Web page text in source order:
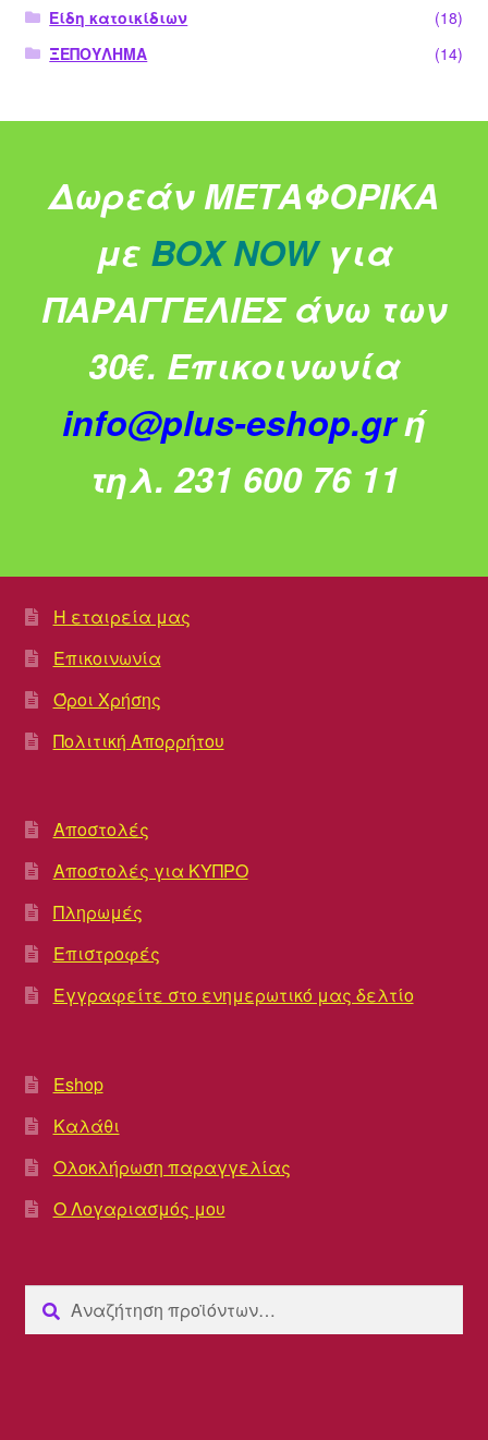
Είδη κατοικίδιων
(18)
ΞΕΠΟΥΛΗΜΑ
(14)
Δωρεάν ΜΕΤΑΦΟΡΙΚΑ
με BOX NOW για
ΠΑΡΑΓΓΕΛΙΕΣ άνω των
30€. Επικοινωνία
info@plus-eshop.grή
τηλ. 231 600 76 11
Η εταιρεία μας
Επικοινωνία
Όροι Χρήσης
Πολιτική Απορρήτου
Αποστολές
Αποστολές για ΚΥΠΡΟ
Πληρωμές
Επιστροφές
Εγγραφείτε στο ενημερωτικό μας δελτίο
Eshop
Καλάθι
Ολοκλήρωση παραγγελίας
Ο Λογαριασμός μου
Αναζήτηση
για:
Αναζήτηση